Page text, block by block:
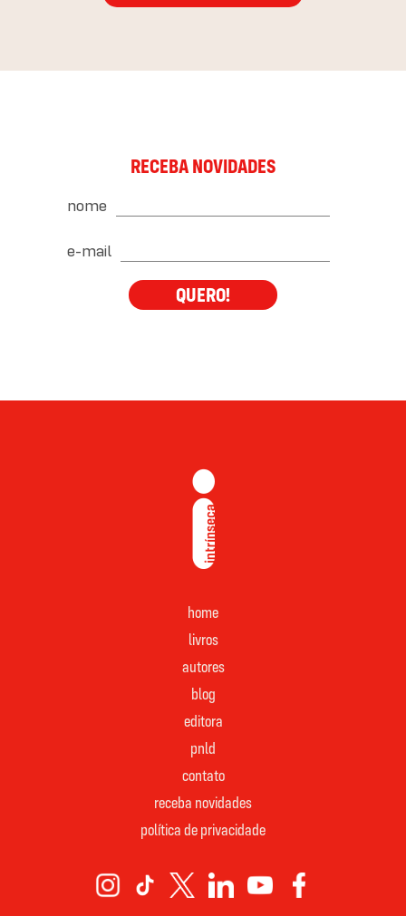
RECEBA NOVIDADES
nome
e-mail
QUERO!
home
livros
autores
blog
editora
pnld
contato
receba novidades
política de privacidade